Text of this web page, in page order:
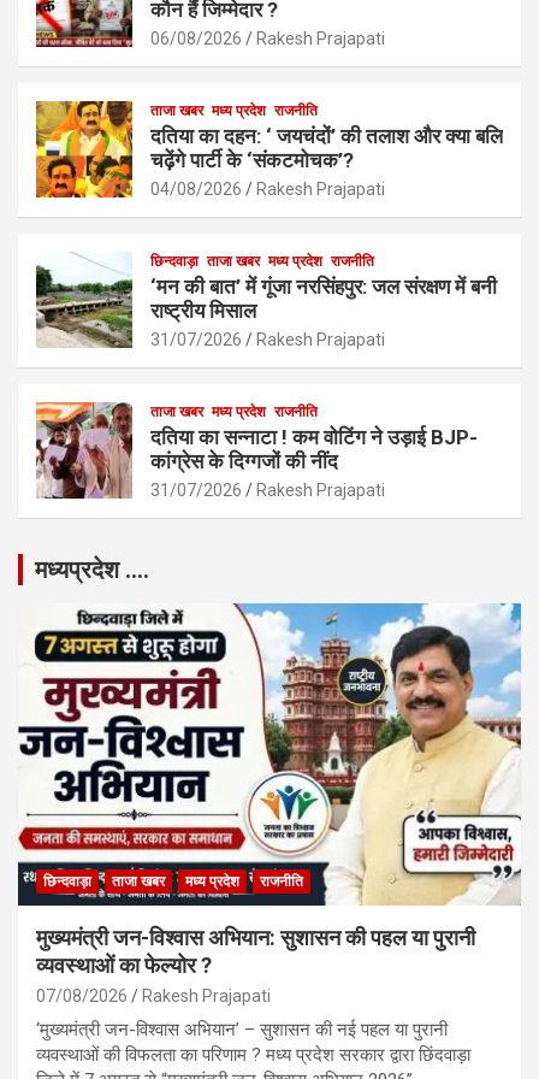
o
o
k
A
p
p
कौन हैं जिम्मेदार ?
06/08/2026 Rakesh Prajapati
ताजा खबर मध्य प्रदेश राजनीति
दतिया का दहन: ‘ जयचंदों’ की तलाश और क्या बलि
चढ़ेंगे पार्टी के ‘संकटमोचक’?
04/08/2026 Rakesh Prajapati
छिन्दवाड़ा ताजा खबर मध्य प्रदेश राजनीति
‘मन की बात’ में गूंजा नरसिंहपुर: जल संरक्षण में बनी
राष्ट्रीय मिसाल
31/07/2026 Rakesh Prajapati
ताजा खबर मध्य प्रदेश राजनीति
दतिया का सन्नाटा ! कम वोटिंग ने उड़ाई BJP-
कांग्रेस के दिग्गजों की नींद
31/07/2026 Rakesh Prajapati
मध्यप्रदेश ….
छिन्दवाड़ा ताजा खबर मध्य प्रदेश राजनीति
मुख्यमंत्री जन-विश्वास अभियान: सुशासन की पहल या पुरानी
व्यवस्थाओं का फेल्योर ?
07/08/2026 Rakesh Prajapati
‘मुख्यमंत्री जन-विश्वास अभियान’ – सुशासन की नई पहल या पुरानी
व्यवस्थाओं की विफलता का परिणाम ? मध्य प्रदेश सरकार द्वारा छिंदवाड़ा